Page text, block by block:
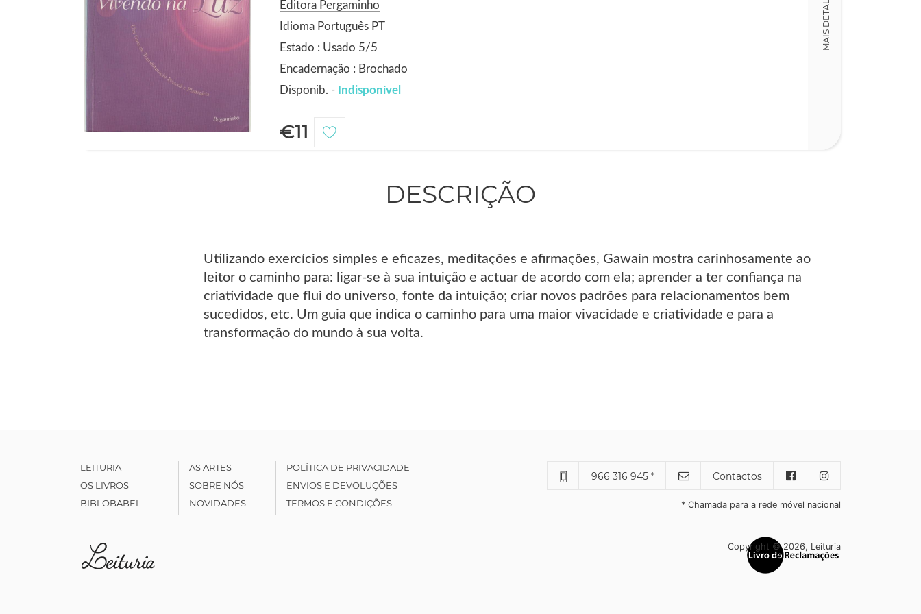
Editora Pergaminho
Idioma Português PT
Estado : Usado 5/5
Encadernação : Brochado
Disponib. - Indisponível
€11
MAIS DETALHES
DESCRIÇÃO
Utilizando exercícios simples e eficazes, meditações e afirmações, Gawain mostra carinhosamente ao
leitor o caminho para: ligar-se à sua intuição e actuar de acordo com ela; aprender a ter confiança na
criatividade que flui do universo, fonte da intuição; criar novos padrões para relacionamentos bem
sucedidos, etc. Um guia que indica o caminho para uma maior vivacidade e criatividade e para a
transformação do mundo à sua volta.
LEITURIA
OS LIVROS
BIBLOBABEL
AS ARTES
SOBRE NÓS
NOVIDADES
POLÍTICA DE PRIVACIDADE
ENVIOS E DEVOLUÇÕES
TERMOS E CONDIÇÕES
966 316 945 * Contactos
* Chamada para a rede móvel nacional
Copyright © 2026, Leituria